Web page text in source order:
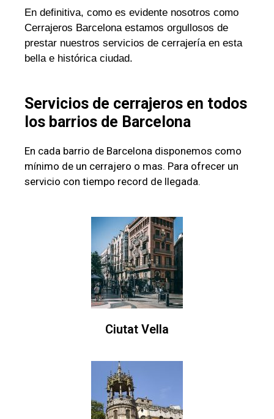
En definitiva, como es evidente nosotros como
Cerrajeros Barcelona estamos orgullosos de
prestar nuestros servicios de cerrajería en esta
bella e histórica ciudad.
Servicios de cerrajeros en todos
los barrios de Barcelona
En cada barrio de Barcelona disponemos como
mínimo de un cerrajero o mas. Para ofrecer un
servicio con tiempo record de llegada.
Ciutat Vella